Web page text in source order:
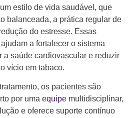
estilo de vida saudável, que
balanceada, a prática regular de
do estresse. Essas
a fortalecer o sistema
a saúde cardiovascular e reduzir
vício em tabaco.
os pacientes são
por uma equipe multidisciplinar,
e oferece suporte contínuo